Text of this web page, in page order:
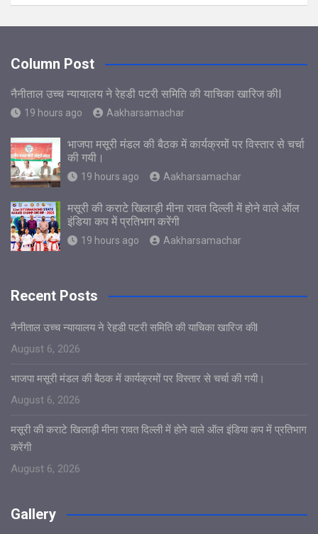
Column Post
नैनीताल उच्च न्यायालय ने रेहडी पटरी समिति की याचिका खारिज कीl
19 hours ago Aakharsamachar
भाजपा मसूरी मंडल की बैठक में कार्यक्रमों पर विस्तार से चर्चा
की गयी।
19 hours ago Aakharsamachar
मसूरी की कराटे खिलाड़ी मीना रावत दिल्ली में होने वाले ऑल
इंडिया कप में प्रतिभाग करेंगी
19 hours ago Aakharsamachar
Recent Posts
नैनीताल उच्च न्यायालय ने रेहडी पटरी समिति की याचिका खारिज कीl
August 6, 2026
भाजपा मसूरी मंडल की बैठक में कार्यक्रमों पर विस्तार से चर्चा की गयी।
August 6, 2026
मसूरी की कराटे खिलाड़ी मीना रावत दिल्ली में होने वाले ऑल इंडिया कप में प्रतिभाग
करेंगी
August 6, 2026
Gallery